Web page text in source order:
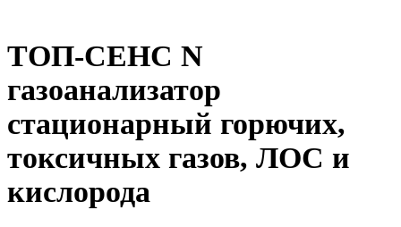
ТОП-СЕНС N
газоанализатор
стационарный горючих,
токсичных газов, ЛОС и
кислорода